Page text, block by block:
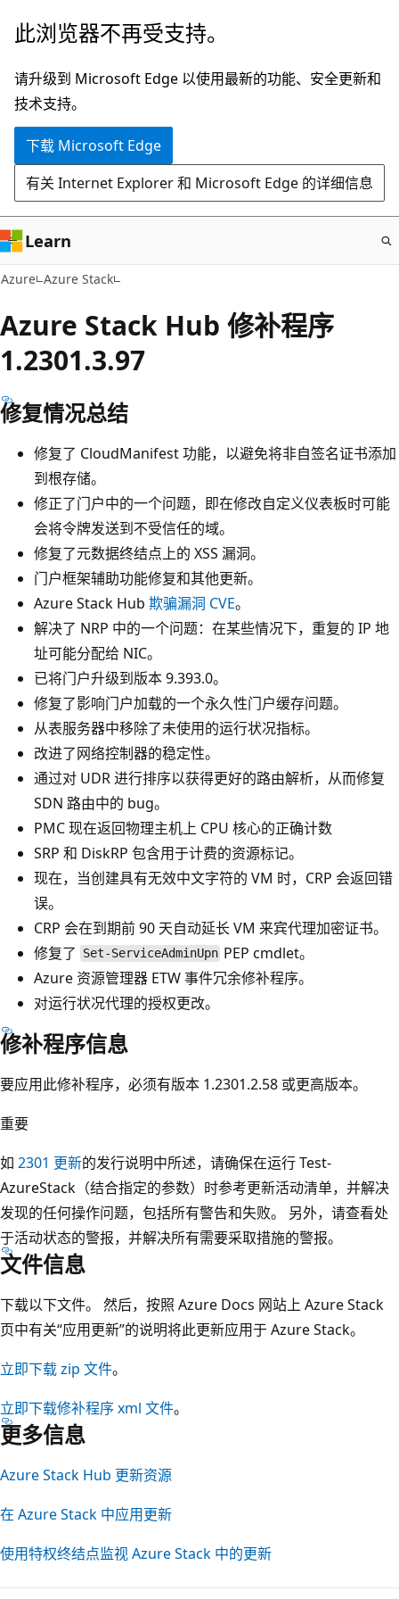
跳
主
要
内
此浏览器不再受支持。
请升级到 Microsoft Edge 以使用最新的功能、安全更新和
技术支持。
下载 Microsoft Edge
有关 Internet Explorer 和 Microsoft Edge 的详细信息
Learn
Azure Azure Stack
Azure Stack Hub 修补程序
1.2301.3.97
修复情况总结
修复了 CloudManifest 功能，以避免将非自签名证书添加
到根存储。
修正了门户中的一个问题，即在修改自定义仪表板时可能
会将令牌发送到不受信任的域。
修复了元数据终结点上的 XSS 漏洞。
门户框架辅助功能修复和其他更新。
Azure Stack Hub 欺骗漏洞 CVE。
解决了 NRP 中的一个问题：在某些情况下，重复的 IP 地
址可能分配给 NIC。
已将门户升级到版本 9.393.0。
修复了影响门户加载的一个永久性门户缓存问题。
从表服务器中移除了未使用的运行状况指标。
改进了网络控制器的稳定性。
通过对 UDR 进行排序以获得更好的路由解析，从而修复
SDN 路由中的 bug。
PMC 现在返回物理主机上 CPU 核心的正确计数
SRP 和 DiskRP 包含用于计费的资源标记。
现在，当创建具有无效中文字符的 VM 时，CRP 会返回错
误。
CRP 会在到期前 90 天自动延长 VM 来宾代理加密证书。
修复了
Set-ServiceAdminUpn PEP cmdlet。
Azure 资源管理器 ETW 事件冗余修补程序。
对运行状况代理的授权更改。
修补程序信息
要应用此修补程序，必须有版本 1.2301.2.58 或更高版本。
重要
如 2301 更新的发行说明中所述，请确保在运行 Test-
AzureStack（结合指定的参数）时参考更新活动清单，并解决
发现的任何操作问题，包括所有警告和失败。 另外，请查看处
于活动状态的警报，并解决所有需要采取措施的警报。
文件信息
下载以下文件。 然后，按照 Azure Docs 网站上 Azure Stack
页中有关“应用更新”的说明将此更新应用于 Azure Stack。
立即下载 zip 文件。
立即下载修补程序 xml 文件。
更多信息
Azure Stack Hub 更新资源
在 Azure Stack 中应用更新
使用特权终结点监视 Azure Stack 中的更新